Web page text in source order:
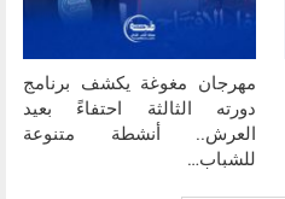
مهرجان مغوغة يكشف برنامج
دورته الثالثة احتفاءً بعيد
العرش.. أنشطة متنوعة
للشباب…